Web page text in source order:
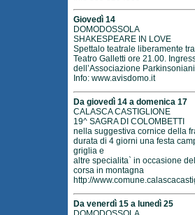
Giovedì 14
DOMODOSSOLA
SHAKESPEARE IN LOVE
Spettalo teatrale liberamente
Teatro Galletti ore 21.00.
dell’Associazione
Info: www.avisdomo.it
Da giovedì 14 a domenica 17
CALASCA CASTIGLIONE
19^ SAGRA DI COLOMBETTI
nella suggestiva cornice della
durata di 4 giorni una festa
griglia e
altre specialita` in occasione
corsa in montagna
http://
Da venerdì 15 a lunedì 25